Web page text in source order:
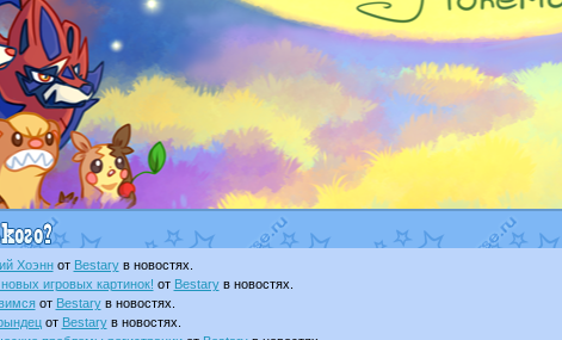
Хоэннот Bestaryв новостях.
игровых картинок! от Bestaryв новостях.
от Bestaryв новостях.
от Bestaryв новостях.